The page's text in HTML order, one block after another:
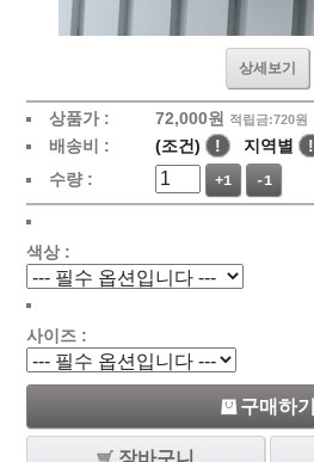
상세보기
상품가 : 72,000원 적립금:720원
배송비 : (조건) ! 지역별
!
수량 :
+1 -1
색상 :
사이즈 :
구매하기
장바구니